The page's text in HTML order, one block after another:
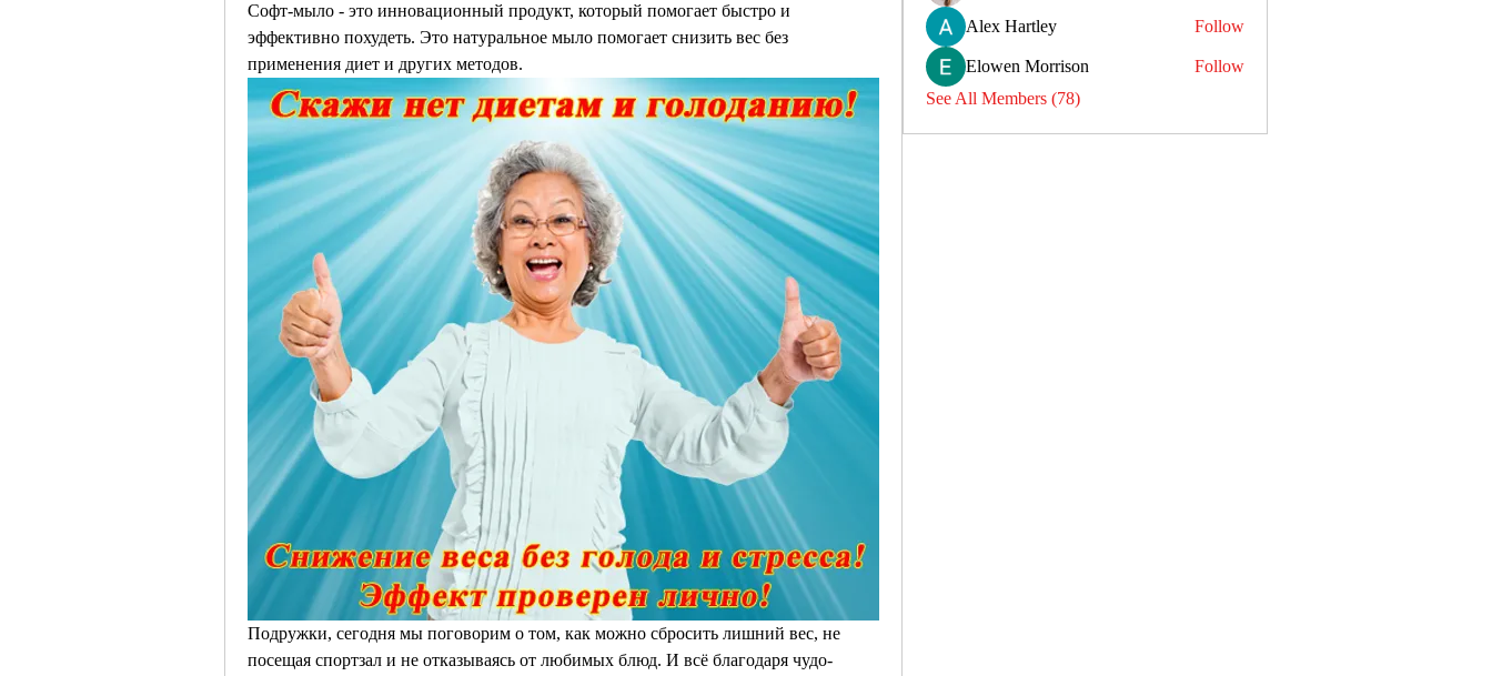
Софт-мыло - это инновационный продукт, который помогает быстро и
эффективно похудеть. Это натуральное мыло помогает снизить вес без
применения диет и других методов.
Подружки, сегодня мы поговорим о том, как можно сбросить лишний вес, не
посещая спортзал и не отказываясь от любимых блюд. И всё благодаря чудо-
Alex Hartley Follow
Elowen Morrison
Follow
See All Members (78)